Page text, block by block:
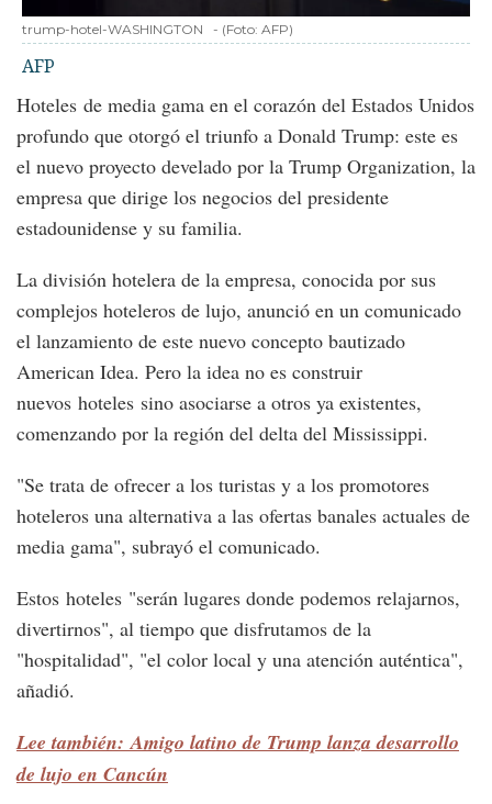
trump-hotel-WASHINGTON - (Foto: AFP)
AFP
Hoteles de media gama en el corazón del Estados Unidos
profundo que otorgó el triunfo a Donald Trump: este es
el nuevo proyecto develado por la Trump Organization, la
empresa que dirige los negocios del presidente
estadounidense y su familia.
La división hotelera de la empresa, conocida por sus
complejos hoteleros de lujo, anunció en un comunicado
el lanzamiento de este nuevo concepto bautizado
American Idea. Pero la idea no es construir
nuevos hoteles sino asociarse a otros ya existentes,
comenzando por la región del delta del Mississippi.
"Se trata de ofrecer a los turistas y a los promotores
hoteleros una alternativa a las ofertas banales actuales de
media gama", subrayó el comunicado.
Estos hoteles "serán lugares donde podemos relajarnos,
divertirnos", al tiempo que disfrutamos de la
"hospitalidad", "el color local y una atención auténtica",
añadió.
Lee también: Amigo latino de Trump lanza desarrollo
de lujo en Cancún